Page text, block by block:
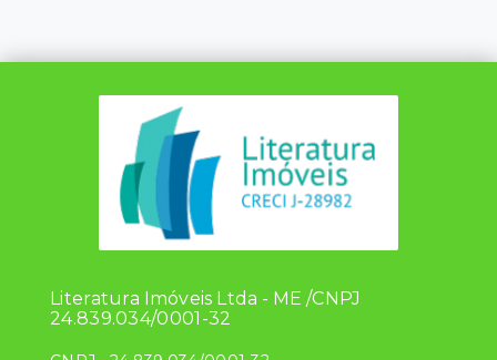
Literatura Imóveis Ltda - ME /CNPJ
24.839.034/0001-32